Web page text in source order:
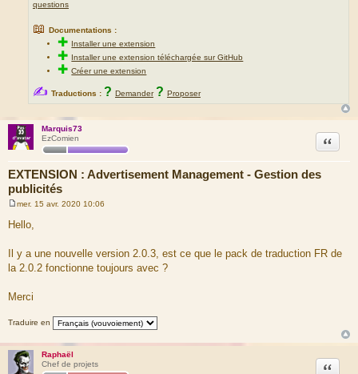
questions
📖 Documentations :
✚ Installer une extension
✚ Installer une extension téléchargée sur GitHub
✚Créer une extension
✍ Traductions : ? Demander ? Proposer
Marquis73
EzComien
EXTENSION : Advertisement Management - Gestion des
publicités
Citation
e
s
a
g
e
mer. 15 avr. 2020 10:06
Hello,
Il y a une nouvelle version 2.0.3, est ce que le pack de traduction FR de
la 2.0.2 fonctionne toujours avec ?
Merci
Traduire en
Raphaël
Chef de projets
Citation